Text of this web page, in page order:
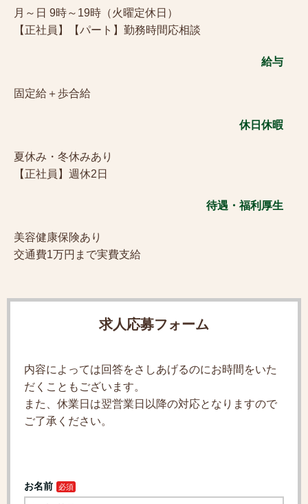
月～日 9時～19時（火曜定休日）
【正社員】【パート】勤務時間応相談
給与
固定給＋歩合給
休日休暇
夏休み・冬休みあり
【正社員】週休2日
待遇・福利厚生
美容健康保険あり
交通費1万円まで実費支給
求人応募フォーム
内容によっては回答をさしあげるのにお時間をいた
だくこともございます。
また、休業日は翌営業日以降の対応となりますので
ご了承ください。
お名前